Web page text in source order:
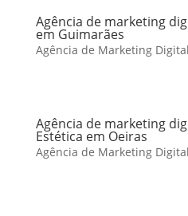
Agência de marketing
em Guimarães
Agência de Marketing
Agência de marketing
Estética em Oeiras
Agência de Marketing